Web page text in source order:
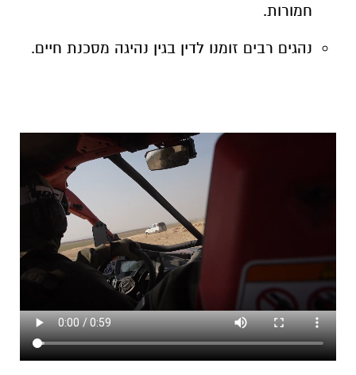
חמורות.
נהגים רבים זומנו לדין בגין נהיגה מסכנת חיים.